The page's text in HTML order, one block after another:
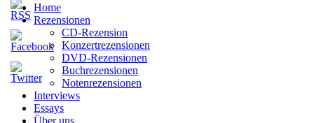
Home
Rezensionen
CD-Rezension
Konzertrezensionen
DVD-Rezensionen
Buchrezensionen
Notenrezensionen
Interviews
Essays
Über uns